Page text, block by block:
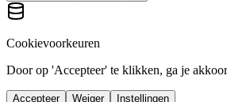
Cookievoorkeuren
Door op 'Accepteer' te klikken, ga je
Accepteer Weiger Instellingen